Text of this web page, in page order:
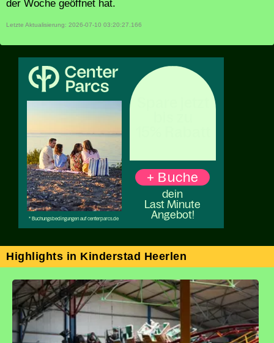
der Woche geöffnet hat.
Letzte Aktualisierung: 2026-07-10 03:20:27.166
Highlights in Kinderstad Heerlen